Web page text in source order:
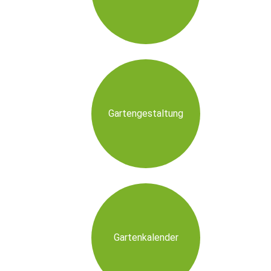
Gartengestaltung
Gartenkalender